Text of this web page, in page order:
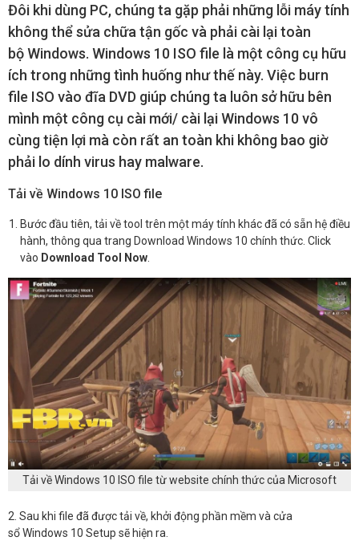
Đôi khi dùng PC, chúng ta gặp phải những lỗi máy tính
không thể sửa chữa tận gốc và phải cài lại toàn
bộ Windows. Windows 10 ISO file là một công cụ hữu
ích trong những tình huống như thế này. Việc burn
file ISO vào đĩa DVD giúp chúng ta luôn sở hữu bên
mình một công cụ cài mới/ cài lại Windows 10 vô
cùng tiện lợi mà còn rất an toàn khi không bao giờ
phải lo dính virus hay malware.
Tải về Windows 10 ISO file
Bước đầu tiên, tải về tool trên một máy tính khác đã có sẵn hệ điều
hành, thông qua trang Download Windows 10 chính thức. Click
vào Download Tool Now
Tải về Windows 10 ISO file từ website chính thức của Microsoft
2. Sau khi file đã được tải về, khởi động phần mềm và cửa
sổ Windows 10 Setup sẽ hiện ra.